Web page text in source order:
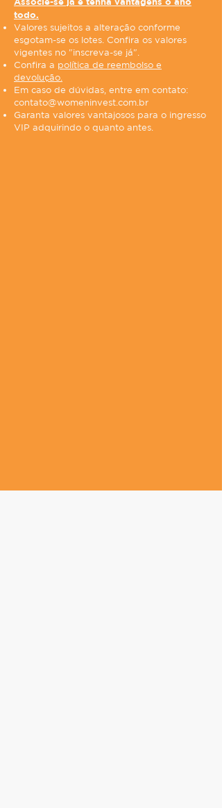
todo.
Valores sujeitos a alteração conforme
esgotam-se os lotes. Confira os valores
vigentes no "inscreva-se já".
Confira a política de reembolso e
devolução.
Em caso de dúvidas, entre em contato:
contato@womeninvest.com.br
Garanta valores vantajosos para o ingresso
VIP adquirindo o quanto antes.